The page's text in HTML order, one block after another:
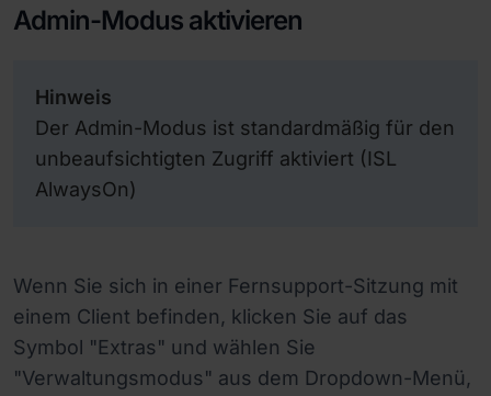
Admin-Modus aktivieren
Hinweis
Der Admin-Modus ist standardmäßig für den
unbeaufsichtigten Zugriff aktiviert (ISL
AlwaysOn)
Wenn Sie sich in einer Fernsupport-Sitzung mit
einem Client befinden, klicken Sie auf das
Symbol "Extras" und wählen Sie
"Verwaltungsmodus" aus dem Dropdown-Menü,